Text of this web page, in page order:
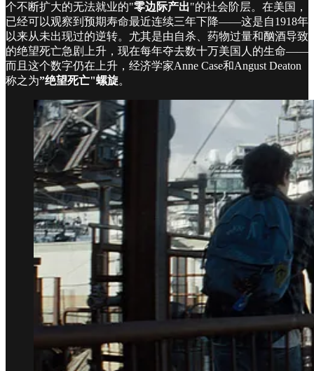
个不断扩大的无法就业的"零边际产出"的社会阶层。在美国，
已经可以观察到预期寿命最近连续三年下降——这是自1918年
以来从未出现过的逆转。尤其是由自杀、药物过量和酗酒导致
的绝望死亡急剧上升，现在每年夺去数十万美国人的生命——
而且这个数字仍在上升，经济学家Anne Case和Angust Deaton
称之为”绝望死亡"螺旋。